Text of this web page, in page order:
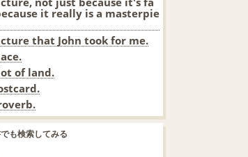
it really is a masterpie
that John took for me.
of land.
も検索してみる